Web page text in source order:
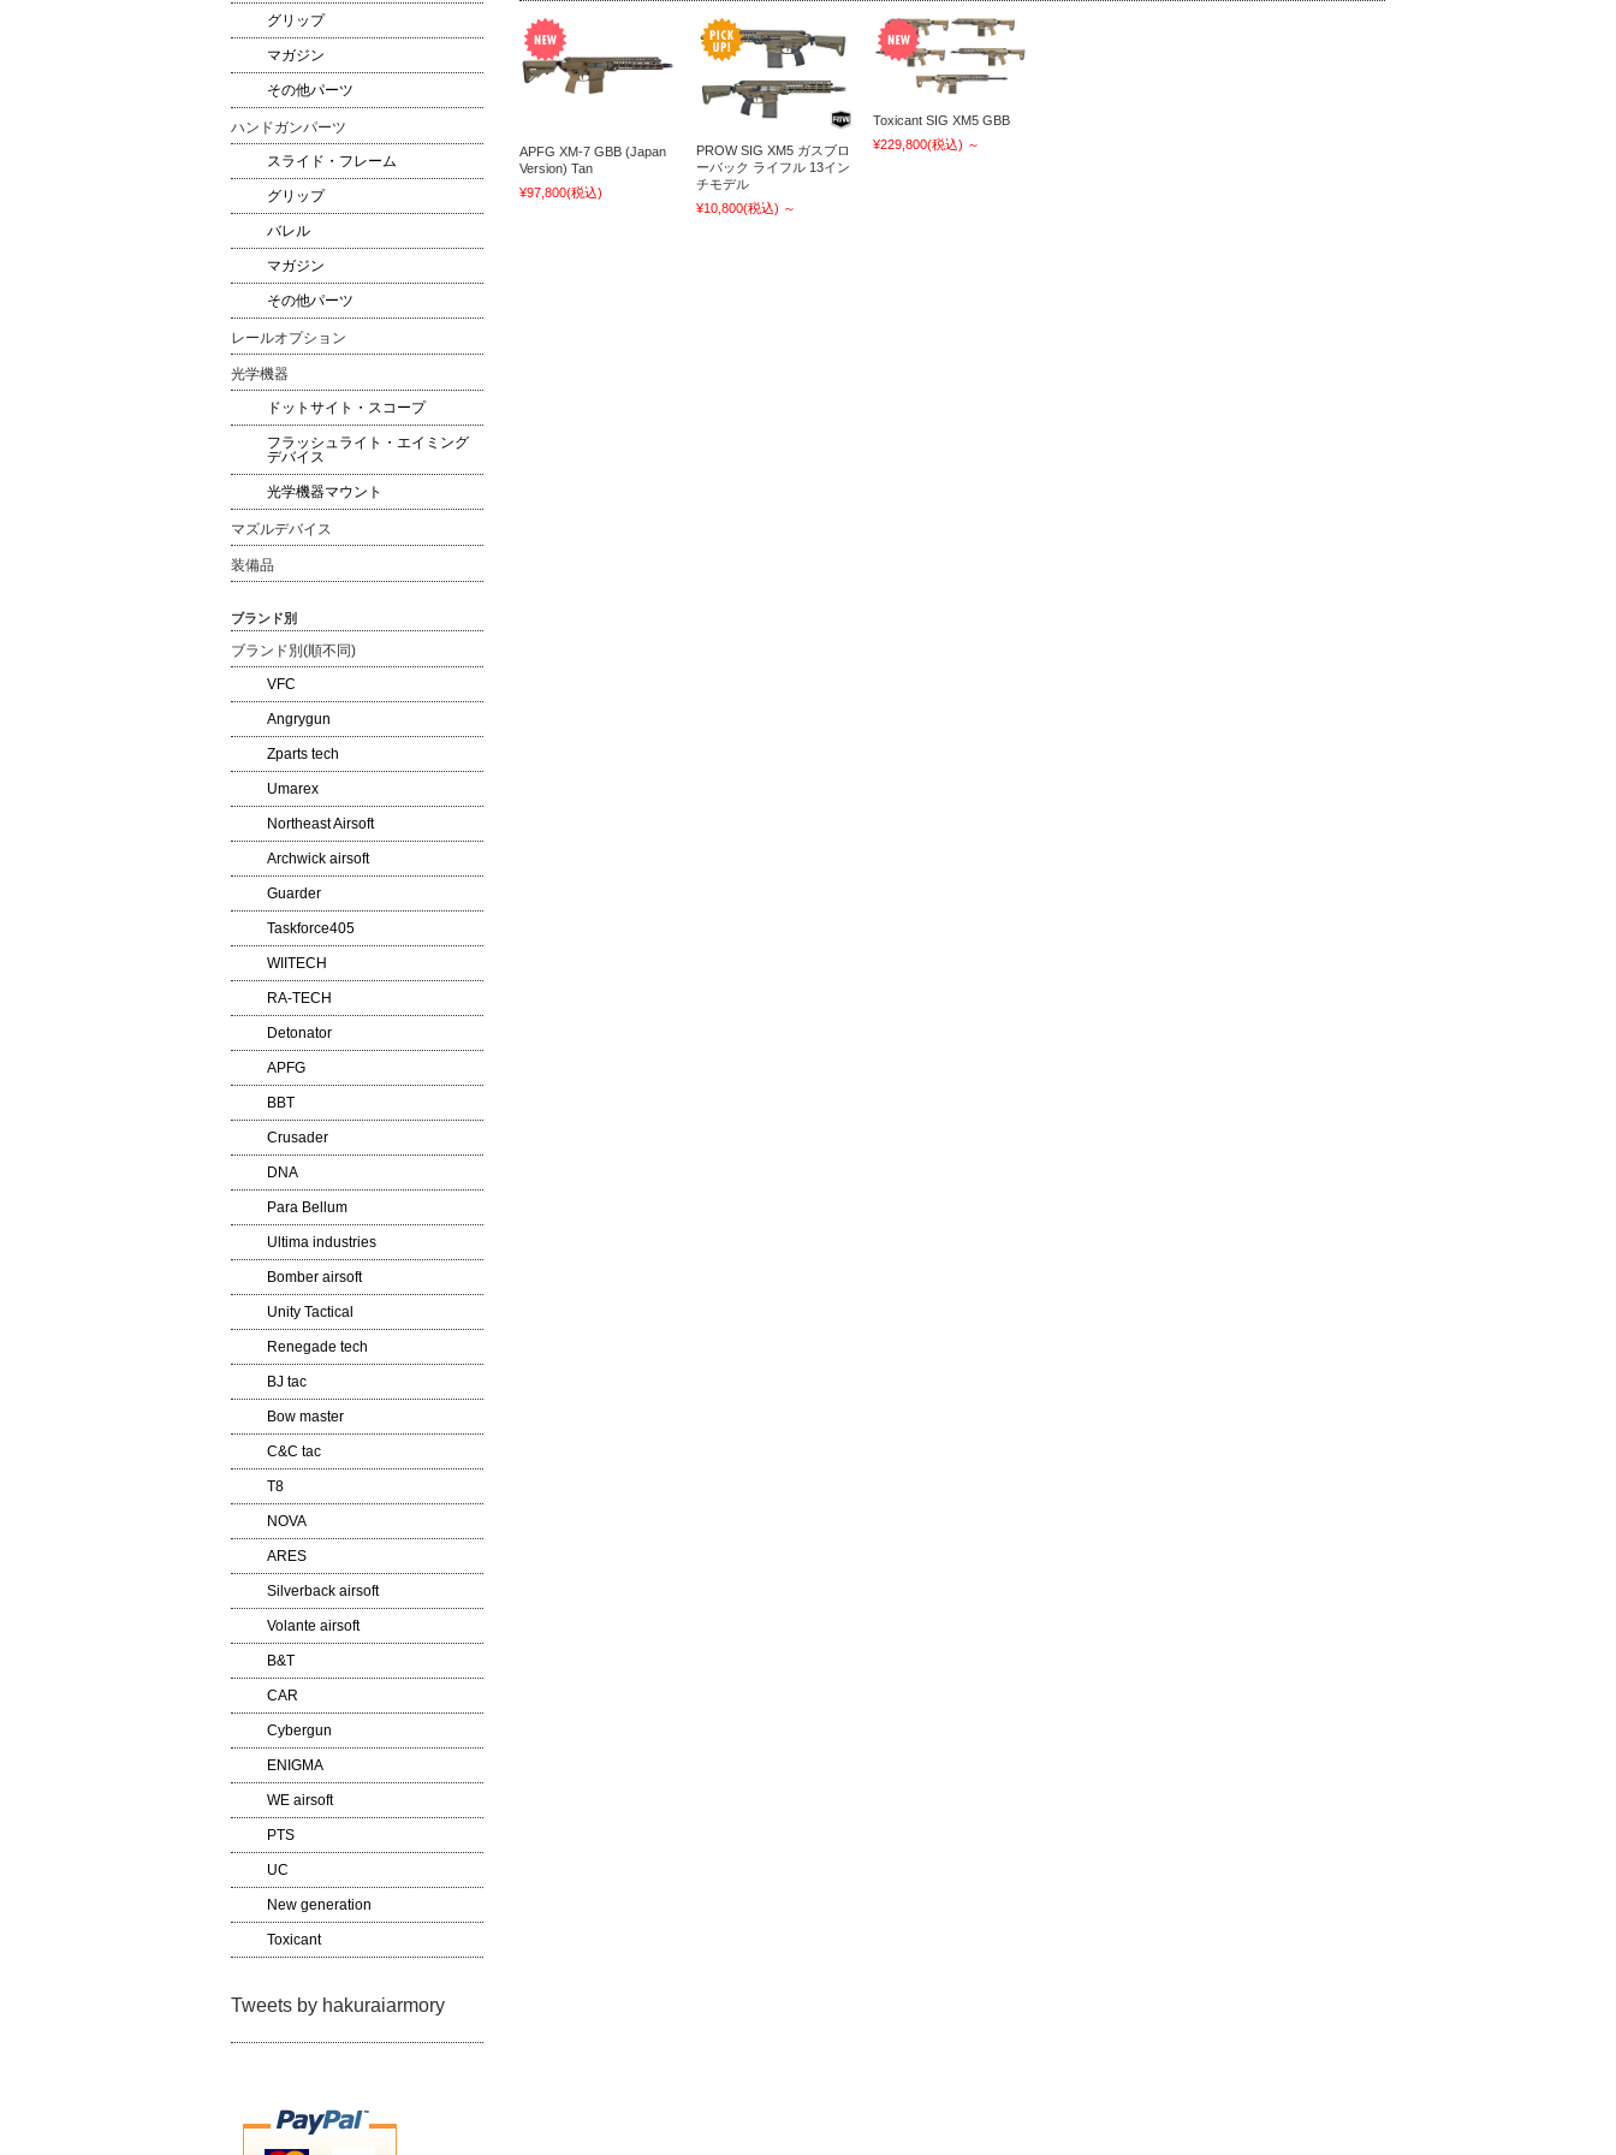
APFG XM-7 GBB (Japan
Version) Tan
¥97,800(税込)
PROW SIG XM5 ガスブロ
ーバック ライフル 13イン
チモデル
¥10,800(税込) ～
Toxicant SIG XM5 GBB
¥229,800(税込) ～
グリップ
マガジン
その他パーツ
ハンドガンパーツ
スライド・フレーム
グリップ
バレル
マガジン
その他パーツ
レールオプション
光学機器
ドットサイト・スコープ
フラッシュライト・エイミング
デバイス
光学機器マウント
マズルデバイス
装備品
ブランド別
ブランド別(順不同)
VFC
Angrygun
Zparts tech
Umarex
Northeast Airsoft
Archwick airsoft
Guarder
Taskforce405
WIITECH
RA-TECH
Detonator
APFG
BBT
Crusader
DNA
Para Bellum
Ultima industries
Bomber airsoft
Unity Tactical
Renegade tech
BJ tac
Bow master
C&C tac
T8
NOVA
ARES
Silverback airsoft
Volante airsoft
B&T
CAR
Cybergun
ENIGMA
WE airsoft
PTS
UC
New generation
Toxicant
Tweets by hakuraiarmory